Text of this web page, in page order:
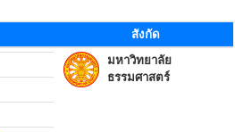
สังกัด
มหาวิทยาลัย
ธรรมศาสตร์